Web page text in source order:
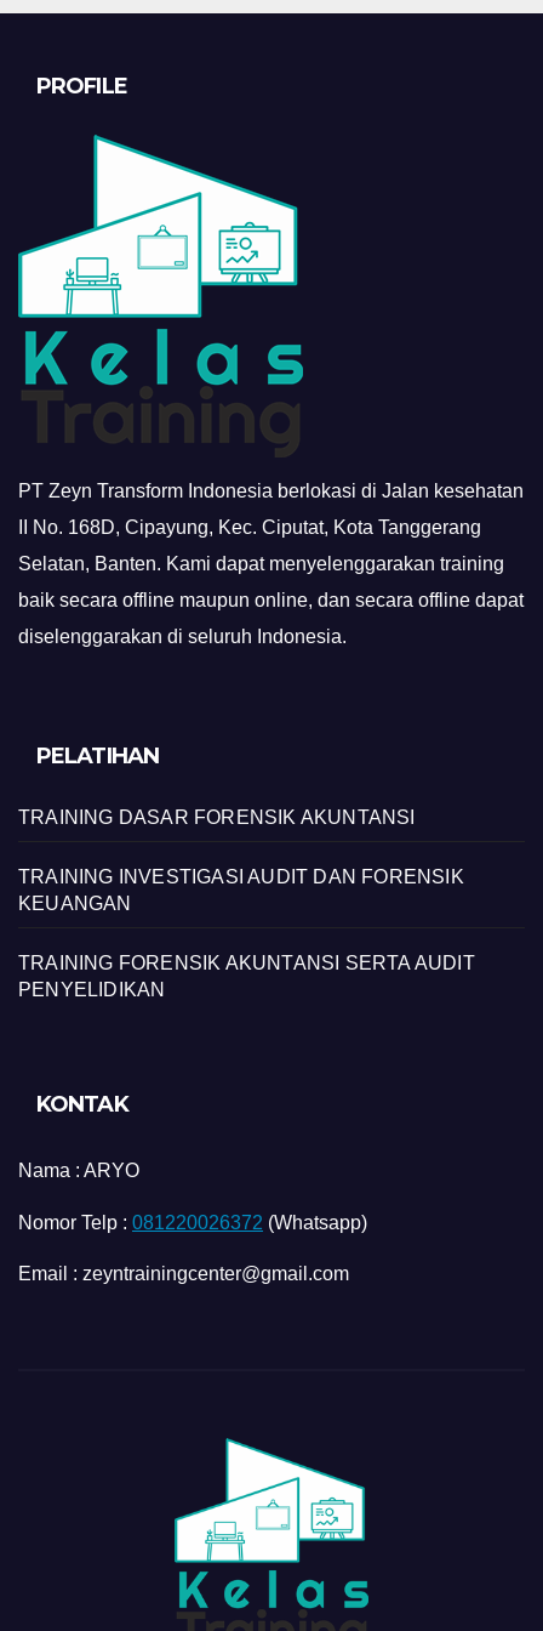
PROFILE
PT Zeyn Transform Indonesia berlokasi di Jalan kesehatan
II No. 168D, Cipayung, Kec. Ciputat, Kota Tanggerang
Selatan, Banten. Kami dapat menyelenggarakan training
baik secara offline maupun online, dan secara offline dapat
diselenggarakan di seluruh Indonesia.
PELATIHAN
TRAINING DASAR FORENSIK AKUNTANSI
TRAINING INVESTIGASI AUDIT DAN FORENSIK
KEUANGAN
TRAINING FORENSIK AKUNTANSI SERTA AUDIT
PENYELIDIKAN
KONTAK
Nama : ARYO
Nomor Telp : 081220026372 (Whatsapp)
Email : zeyntrainingcenter@gmail.com